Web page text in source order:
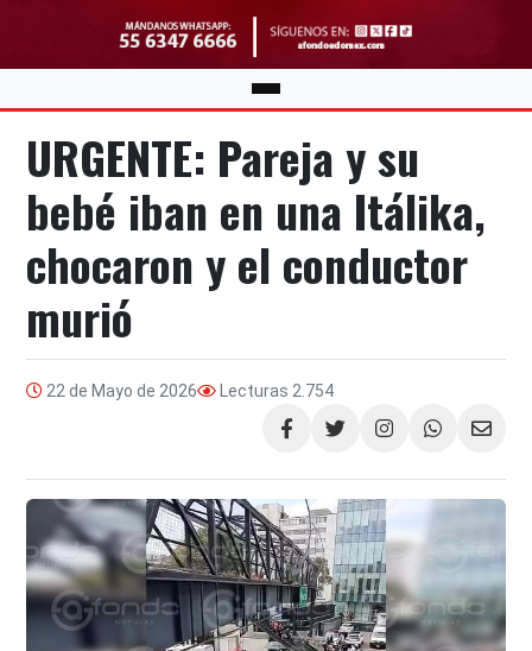
URGENTE: Pareja y su
bebé iban en una Itálika,
chocaron y el conductor
murió
22 de Mayo de 2026 Lecturas 2.754
Compartir